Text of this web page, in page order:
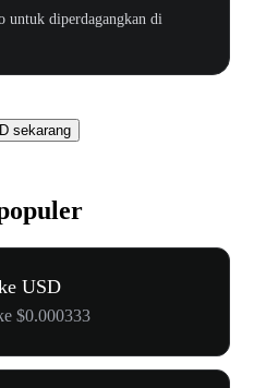
untuk diperdagangkan di
sekarang
USD
$0.000333